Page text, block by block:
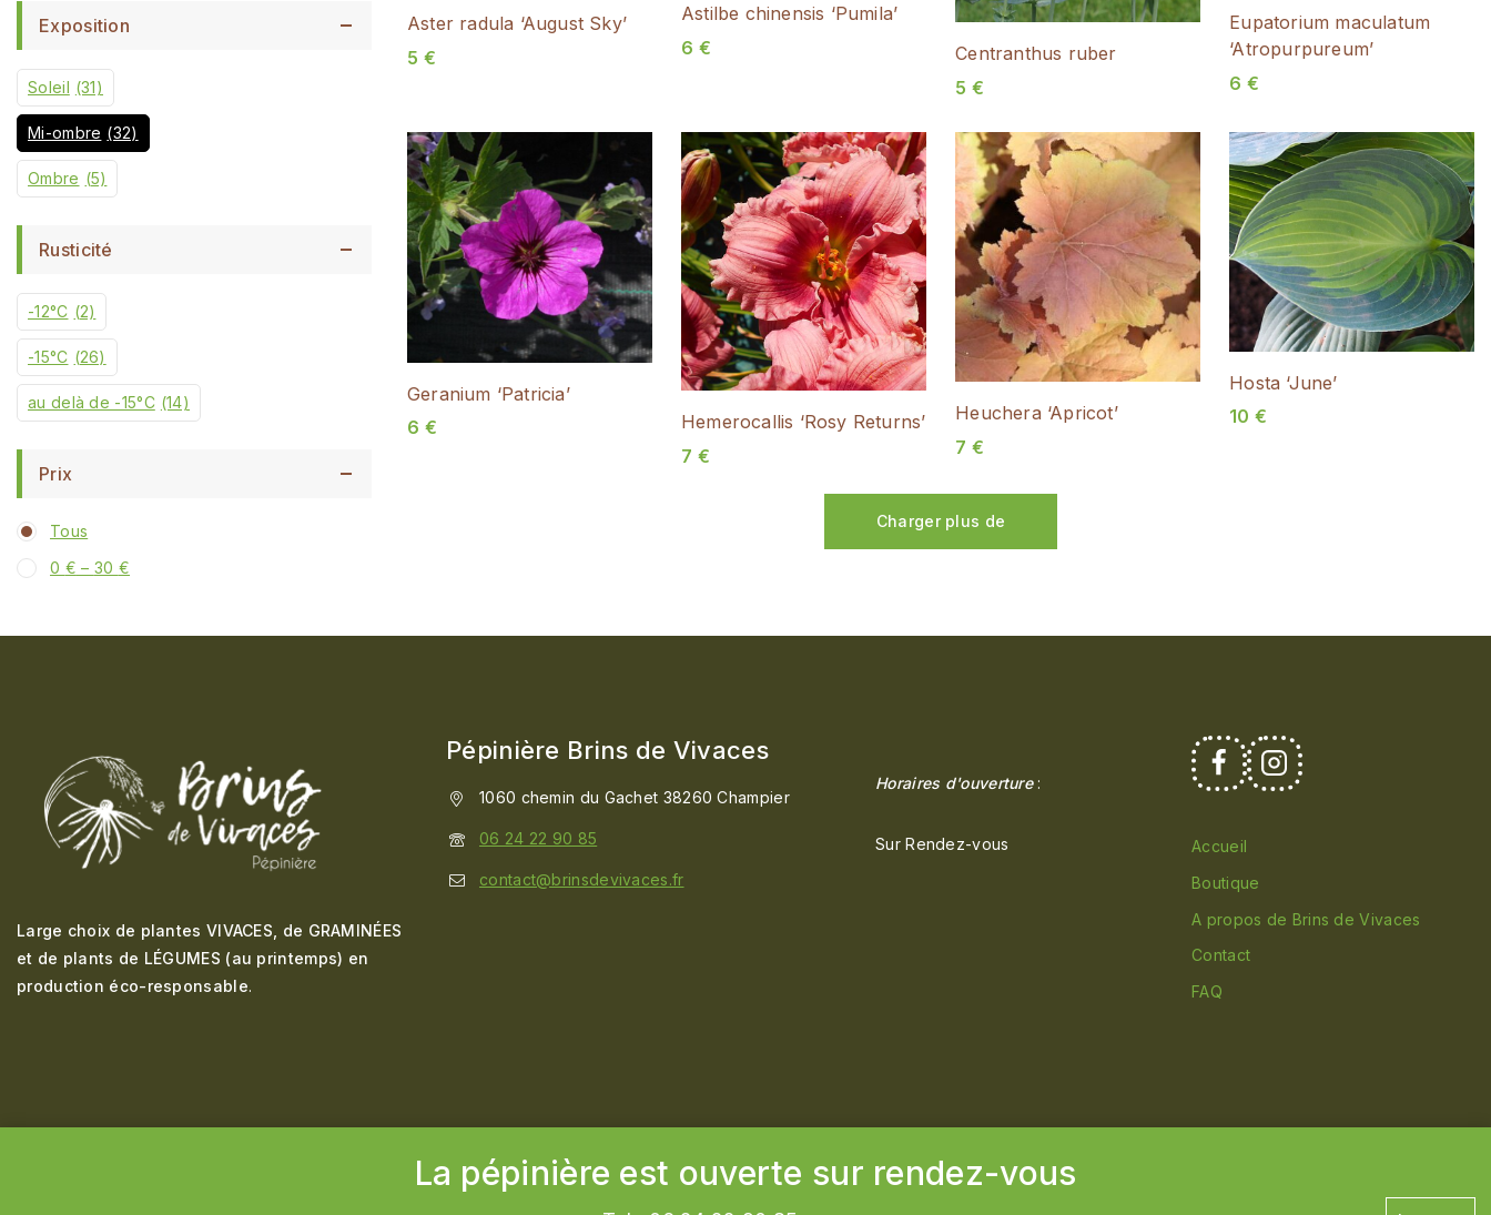
La pépinière est ouverte sur rendez-vous
Aster radula ‘August Sky’
5 €
Astilbe chinensis ‘Pumila’
6 €
Centranthus ruber
5 €
Eupatorium maculatum
‘Atropurpureum’
6 €
Geranium ‘Patricia’
6 €
Hemerocallis ‘Rosy Returns’
7 €
Heuchera ‘Apricot’
7 €
Hosta ‘June’
10€
Charger plus de
Exposition
Soleil (31)
Mi-ombre (32)
Ombre (5)
Rusticité
-12°C (2)
-15°C (26)
au delà de -15°C (14)
Prix
Tous
0 € – 30 €
Large choix de plantes VIVACES, de GRAMINÉES
et de plants de LÉGUMES (au printemps) en
production éco-responsable.
Pépinière Brins de Vivaces
1060 chemin du Gachet 38260 Champier
06 24 22 90 85
contact@brinsdevivaces.fr
Horaires d'ouverture:
Sur Rendez-vous
Accueil
Boutique
A propos de Brins de Vivaces
Contact
FAQ
Cborderline Communication